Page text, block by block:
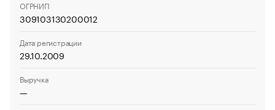
ОГРНИП
309103130200012
Дата регистрации
29.10.2009
Выручка
—